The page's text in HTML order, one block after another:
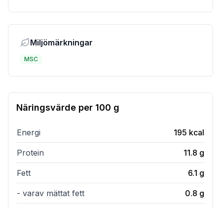
Miljömärkningar
MSC
Näringsvärde per 100 g
Energi 195 kcal
Protein 11.8 g
Fett 6.1 g
- varav mättat fett 0.8 g